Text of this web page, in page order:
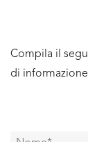
Compila il
di informazione